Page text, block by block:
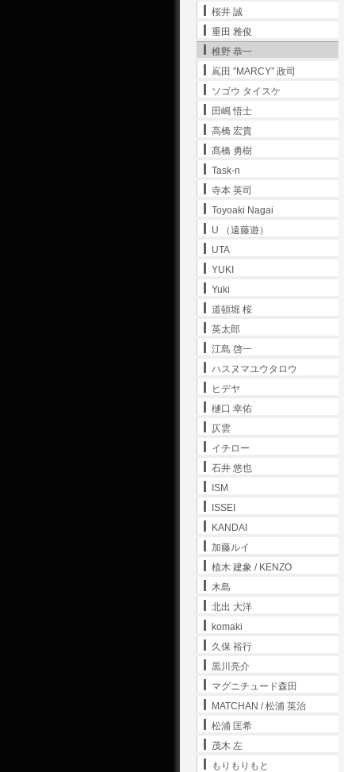
桜井 誠
重田 雅俊
椎野 恭一
嶌田 ”MARCY” 政司
ソゴウ タイスケ
田嶋 悟士
高橋 宏貴
髙橋 勇樹
Task-n
寺本 英司
Toyoaki Nagai
U （遠藤遊）
UTA
YUKI
Yuki
道頓堀 桜
英太郎
江島 啓一
ハスヌマユウタロウ
ヒデヤ
樋口 幸佑
仄雲
イチロー
石井 悠也
ISM
ISSEI
KANDAI
加藤ルイ
植木 建象 / KENZO
木島
北出 大洋
komaki
久保 裕行
黒川亮介
マグニチュード森田
MATCHAN / 松浦 英治
松浦 匡希
茂木 左
もりもりもと